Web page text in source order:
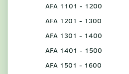
AFA 1101 - 1200
AFA 1201 - 1300
AFA 1301 - 1400
AFA 1401 - 1500
AFA 1501 - 1600